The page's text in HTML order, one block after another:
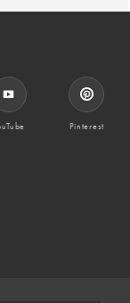
Pinterest